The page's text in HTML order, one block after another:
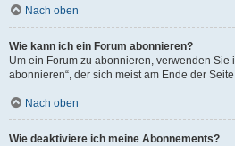
Nach oben
Wie kann ich ein Forum abonnieren?
Um ein Forum zu abonnieren, verwenden Sie
abonnieren“, der sich meist am Ende der
Nach oben
Wie deaktiviere ich meine Abonnements?